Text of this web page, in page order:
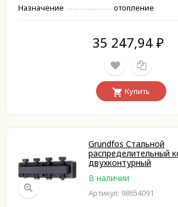
Назначение отопление
35 247,94 ₽
Купить
Grundfos Стальной
распределительный
двухконтурный
В наличии
Артикул: 98654091